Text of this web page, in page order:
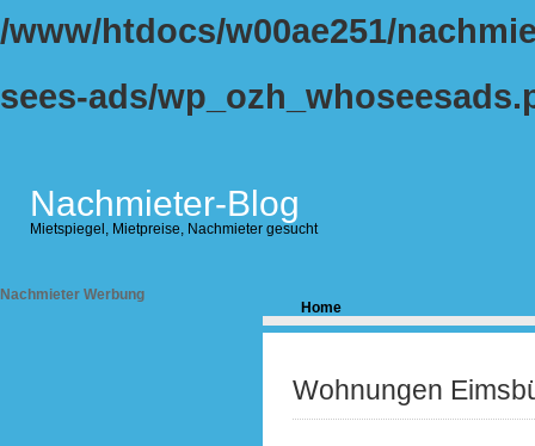
/www/htdocs/w00ae251/
sees-ads/
Nachmieter-Blog
Mietspiegel, Mietpreise, Nachmieter gesucht
Nachmieter Werbung
Home
Wohnungen